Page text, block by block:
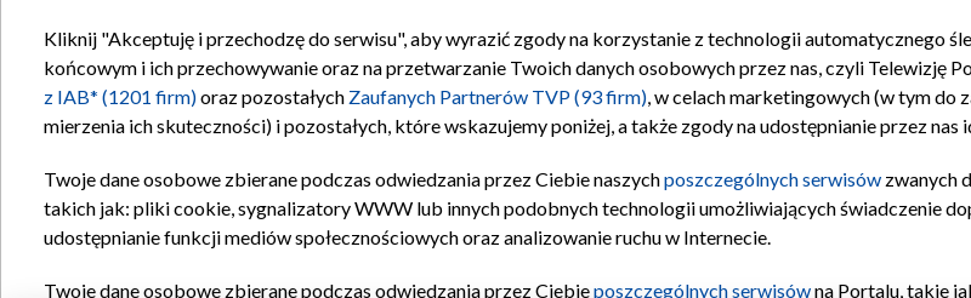
Regulamin TVP Polityka prywatności Moje zgody Pomoc
Kliknij "Akceptuję i przechodzę do serwisu", aby wyrazić zgody na korzystanie z technologii automatycznego
końcowym i ich przechowywanie oraz na przetwarzanie Twoich danych osobowych przez nas, czyli Telewizję
z IAB* (1201 firm)oraz pozostałych Zaufanych Partnerów TVP (93 firm), w celach marketingowych (w tym do
mierzenia ich skuteczności) i pozostałych, które wskazujemy poniżej, a także zgody na udostępnianie przez
Twoje dane osobowe zbierane podczas odwiedzania przez Ciebie naszychposzczególnych serwisów zwanych
takich jak: pliki cookie, sygnalizatory WWW lub innych podobnych technologii umożliwiających świadczenie
udostępnianie funkcji mediów społecznościowych oraz analizowanie ruchu w Internecie.
Twoje dane osobowe zbierane podczas odwiedzania przez Ciebieposzczególnych serwisówna Portalu, takie